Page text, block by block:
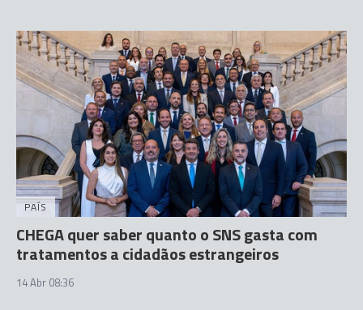
PAÍS
CHEGA quer saber quanto o SNS gasta com
tratamentos a cidadãos estrangeiros
14 Abr 08:36